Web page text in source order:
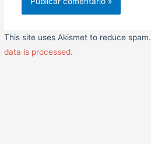
This site uses Akismet to reduce spam.
data is processed.